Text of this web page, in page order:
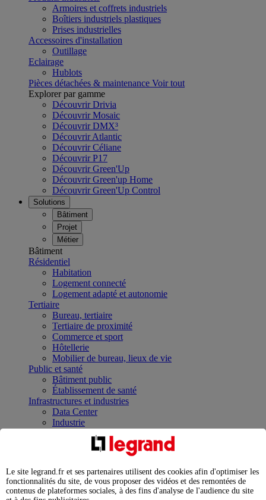
Armoires et coffrets industriels
Boîtiers industriels plastiques
Prises industrielles
Accessoires d'installation
Outillage
Eclairage
Hublots
Pièces détachées & maintenance Voir tout
Explorer par gamme
Découvrir Drivia
Découvrir Mosaic
Découvrir DMX³
Découvrir Atlantic
Découvrir Céliane
Découvrir P17
Découvrir Green'Up
Découvrir Green'up Home
Découvrir Green'Up Control
Solutions
Bâtiment
Projet
Métier
Bâtiment
Résidentiel
Habitation
Logement connecté
Logement adapté et autonomie
Tertiaire
Bureau, tertiaire
Tertiaire de proximité
Commerce et sport
Hôtellerie
Mobilier de bureau, lieux de vie
Public et santé
Bâtiment public
Établissement de santé
Infrastructures et industries
Data Center
Industrie
Infrastructures
Contrôler et planifier le fonctionnement des appareils
Répartir et optimiser son tableau électrique
Legrand Data Center Solutions : concentrer les
expertises au service de vos performances
Le site legrand.fr et ses partenaires utilisent des cookies afin d'optimiser les
fonctionnalités du site, de vous proposer des vidéos et des remontées de
contenus de plateformes sociales, à des fins d'analyse de l'audience du site